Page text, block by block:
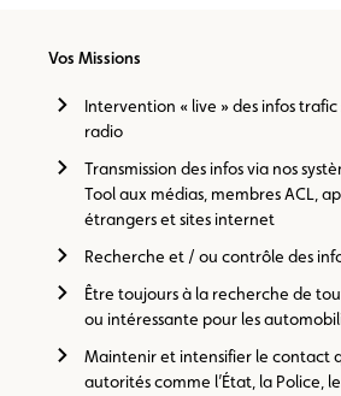
Vos Missions
Intervention « live » des infos trafic
radio
Transmission des infos via nos
Tool aux médias, membres ACL,
étrangers et sites internet
Recherche et / ou contrôle des
Être toujours à la recherche de
ou intéressante pour les
Maintenir et intensifier le contact
autorités comme l’État, la Police,